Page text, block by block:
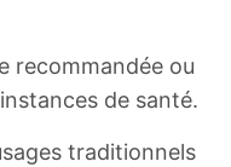
recommandée ou
de santé.
traditionnels